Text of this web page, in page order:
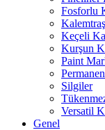
Fosforlu
Keçeli
Kurşun
Paint
Silgiler
Versatil
Genel